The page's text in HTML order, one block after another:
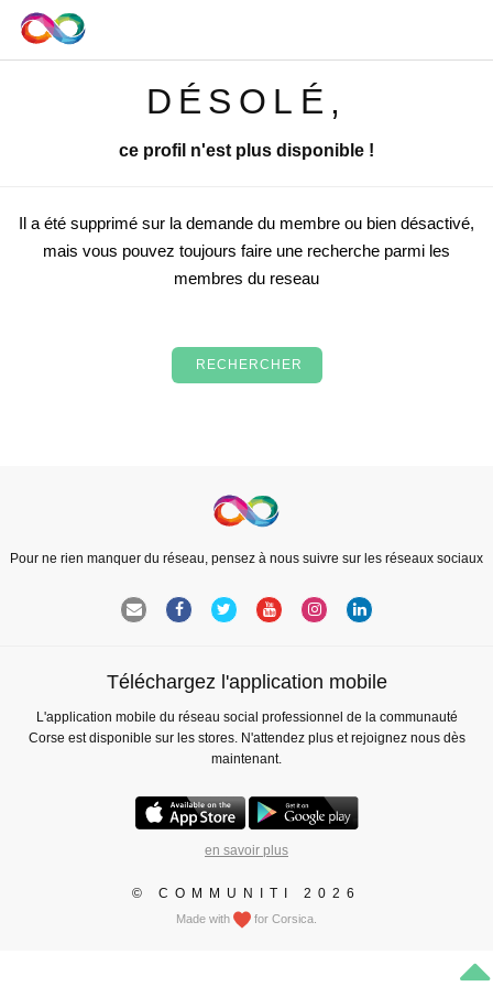
DÉSOLÉ,
ce profil n'est plus disponible !
Il a été supprimé sur la demande du membre ou bien désactivé,
mais vous pouvez toujours faire une recherche parmi les
membres du reseau
RECHERCHER
Pour ne rien manquer du réseau, pensez à nous suivre sur les réseaux sociaux
Téléchargez l'application mobile
L'application mobile du réseau social professionnel de la communauté
Corse est disponible sur les stores. N'attendez plus et rejoignez nous dès
maintenant.
en savoir plus
© COMMUNITI 2026
Made with for Corsica.